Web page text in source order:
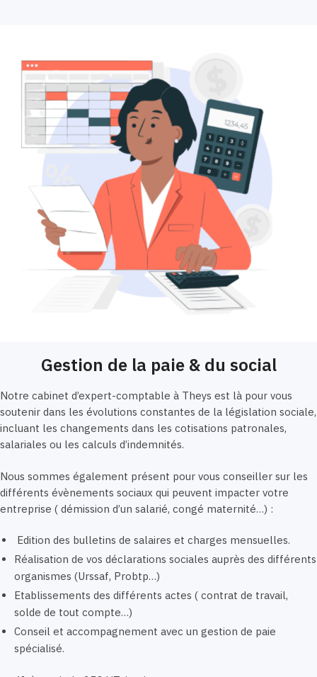
Gestion de la paie & du social
Notre cabinet d’expert-comptable à Theys est là pour vous
soutenir dans les évolutions constantes de la législation sociale,
incluant les changements dans les cotisations patronales,
salariales ou les calculs d’indemnités.
Nous sommes également présent pour vous conseiller sur les
différents évènements sociaux qui peuvent impacter votre
entreprise ( démission d’un salarié, congé maternité…) :
Edition des bulletins de salaires et charges mensuelles.
Réalisation de vos déclarations sociales auprès des différents
organismes (Urssaf, Probtp…)
Etablissements des différents actes ( contrat de travail,
solde de tout compte…)
Conseil et accompagnement avec un gestion de paie
spécialisé.